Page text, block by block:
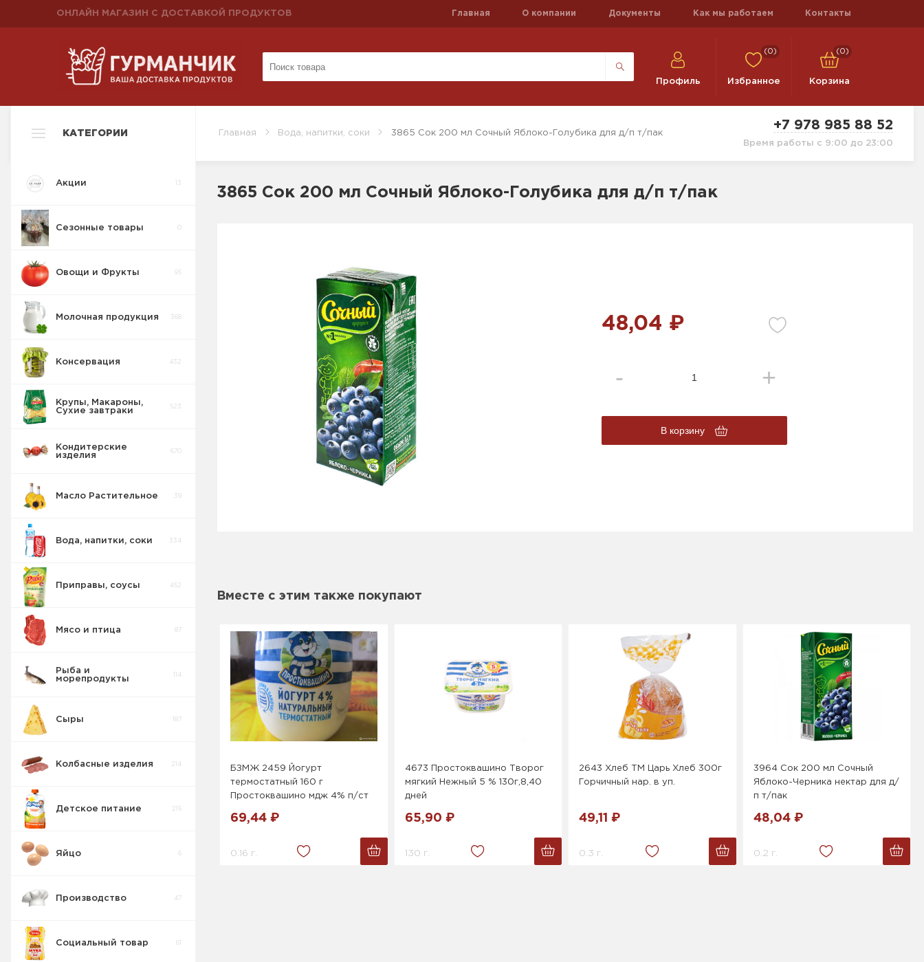
ОНЛАЙН МАГАЗИН С ДОСТАВКОЙ ПРОДУКТОВ Главная О компании Документы Как мы работаем Контакты
Профиль
(0)
Избранное
(0)
Корзина
Главная Вода, напитки, соки 3865 Сок 200 мл Сочный Яблоко-Голубика для д/п т/пак
+7 978 985 88 52
Время работы с 9:00 до 23:00
КАТЕГОРИИ
Акции 13
Сезонные товары
Овощи и Фрукты 95
Молочная продукция 368
Консервация 432
Крупы, Макароны,
Сухие завтраки
523
Кондитерские
изделия
670
Масло Растительное 39
Вода, напитки, соки 334
Соки Нектары
Вода , Сладкие
Приправы, соусы 452
Мясо и птица 87
Рыба и
морепродукты
114
Сыры 187
Колбасные изделия 214
Детское питание 215
Яйцо 6
Производство 47
Социальный товар 61
3865 Сок 200 мл Сочный Яблоко-Голубика для д/п т/пак
48,04 ₽
В корзину
Вместе с этим также покупают
БЗМЖ 2459 Йогурт
термостатный 160 г
Простоквашино мдж 4% п/ст
69,44 ₽
0.16 г.
4673 Простоквашино Творог
мягкий Нежный 5 % 130г,8,40
дней
65,90 ₽
130 г.
2643 Хлеб ТМ Царь Хлеб 300г
Горчичный нар. в уп.
49,11 ₽
0.3 г.
3964 Сок 200 мл Сочный
Яблоко-Черника нектар для д/
п т/пак
48,04 ₽
0.2 г.